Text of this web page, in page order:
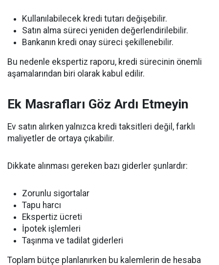
Kullanılabilecek kredi tutarı değişebilir.
Satın alma süreci yeniden değerlendirilebilir.
Bankanın kredi onay süreci şekillenebilir.
Bu nedenle ekspertiz raporu, kredi sürecinin önemli
aşamalarından biri olarak kabul edilir.
Ek Masrafları Göz Ardı Etmeyin
Ev satın alırken yalnızca kredi taksitleri değil, farklı
maliyetler de ortaya çıkabilir.
Dikkate alınması gereken bazı giderler şunlardır:
Zorunlu sigortalar
Tapu harcı
Ekspertiz ücreti
İpotek işlemleri
Taşınma ve tadilat giderleri
Toplam bütçe planlanırken bu kalemlerin de hesaba